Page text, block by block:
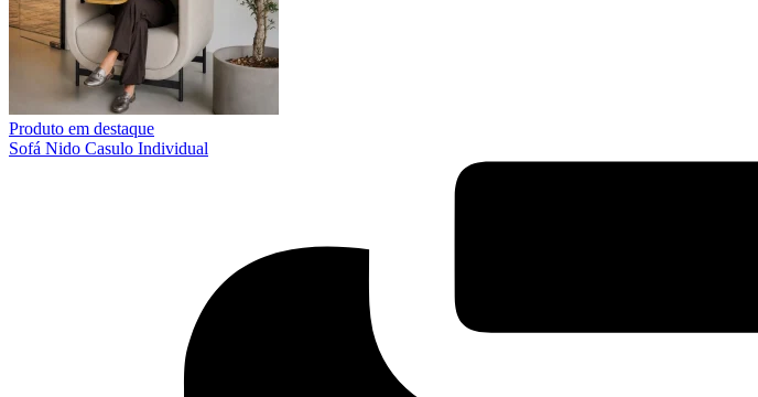
Produto em destaque
Sofá Nido Casulo Individual